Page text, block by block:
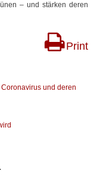
– und stärken deren
Print
und deren